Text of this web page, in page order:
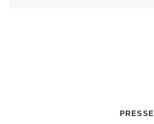
PRESSE